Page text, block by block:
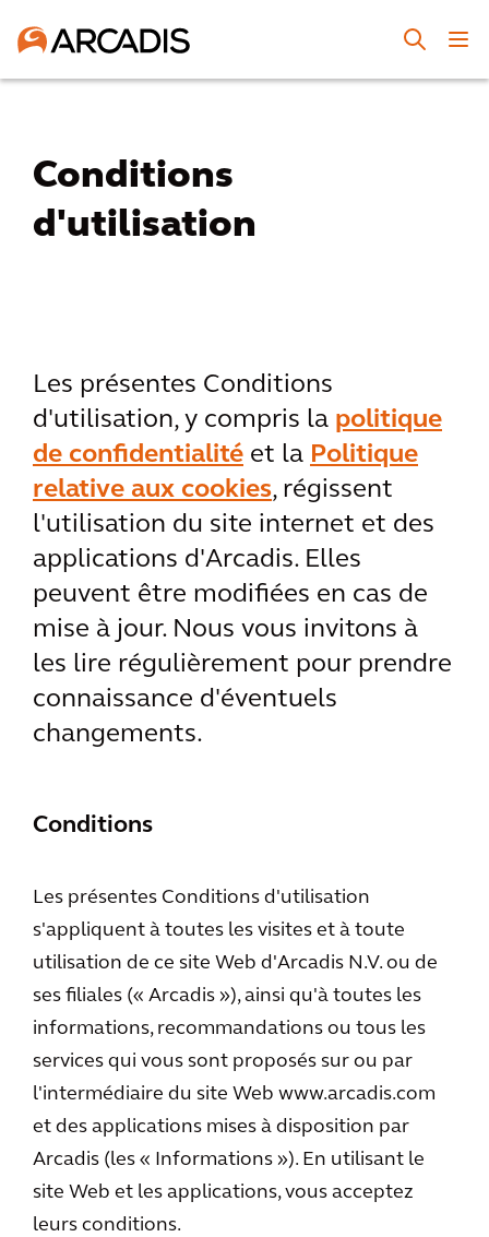
Conditions
d'utilisation
Les présentes Conditions
d'utilisation, y compris la politique
de confidentialité et la Politique
relative aux cookies, régissent
l'utilisation du site internet et des
applications d'Arcadis. Elles
peuvent être modifiées en cas de
mise à jour. Nous vous invitons à
les lire régulièrement pour prendre
connaissance d'éventuels
changements.
Conditions
Les présentes Conditions d'utilisation
s'appliquent à toutes les visites et à toute
utilisation de ce site Web d'Arcadis N.V. ou de
ses filiales (« Arcadis »), ainsi qu'à toutes les
informations, recommandations ou tous les
services qui vous sont proposés sur ou par
l'intermédiaire du site Web www.arcadis.com
et des applications mises à disposition par
Arcadis (les « Informations »). En utilisant le
site Web et les applications, vous acceptez
leurs conditions.